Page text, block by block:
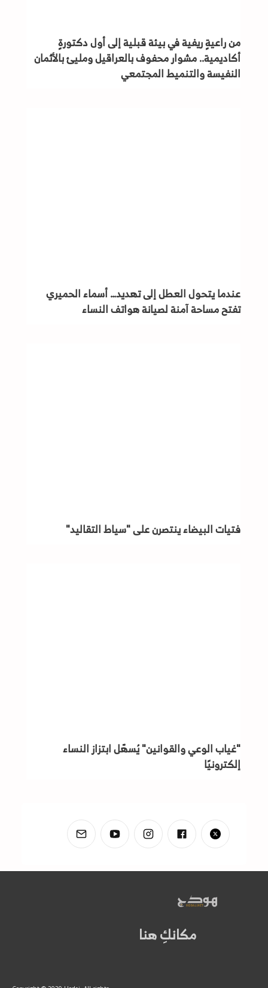
من راعيةٍ ريفية في بيئة قبلية إلى أول دكتورةٍ
أكاديمية.. مشوار محفوف بالعراقيل ومليئ بالأثمان
النفيسة والتنميط المجتمعي
عندما يتحول العطل إلى تهديد… أسماء الحميري
تفتح مساحة آمنة لصيانة هواتف النساء
فتيات البيضاء ينتصرن على "سياط التقاليد"
"غياب الوعي والقوانين" يُسهّل ابتزاز النساء
إلكترونيًا
مكانكِ هنا